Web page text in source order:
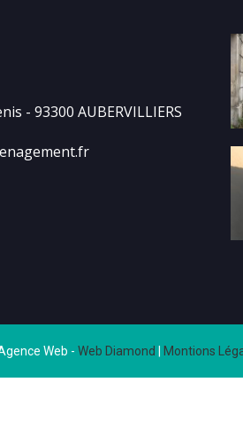
- 93300 AUBERVILLIERS
Web - Web Diamond Montions